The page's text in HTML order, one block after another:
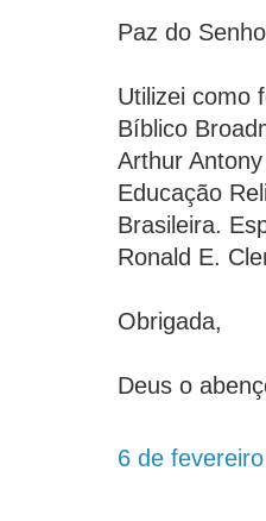
Paz do
Utilizei como
Bíblico
Arthur
Educação
Brasileira.
Ronald E.
Obrigada,
Deus o
6 de